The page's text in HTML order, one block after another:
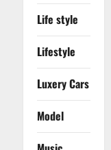
Life style
Lifestyle
Luxery Cars
Model